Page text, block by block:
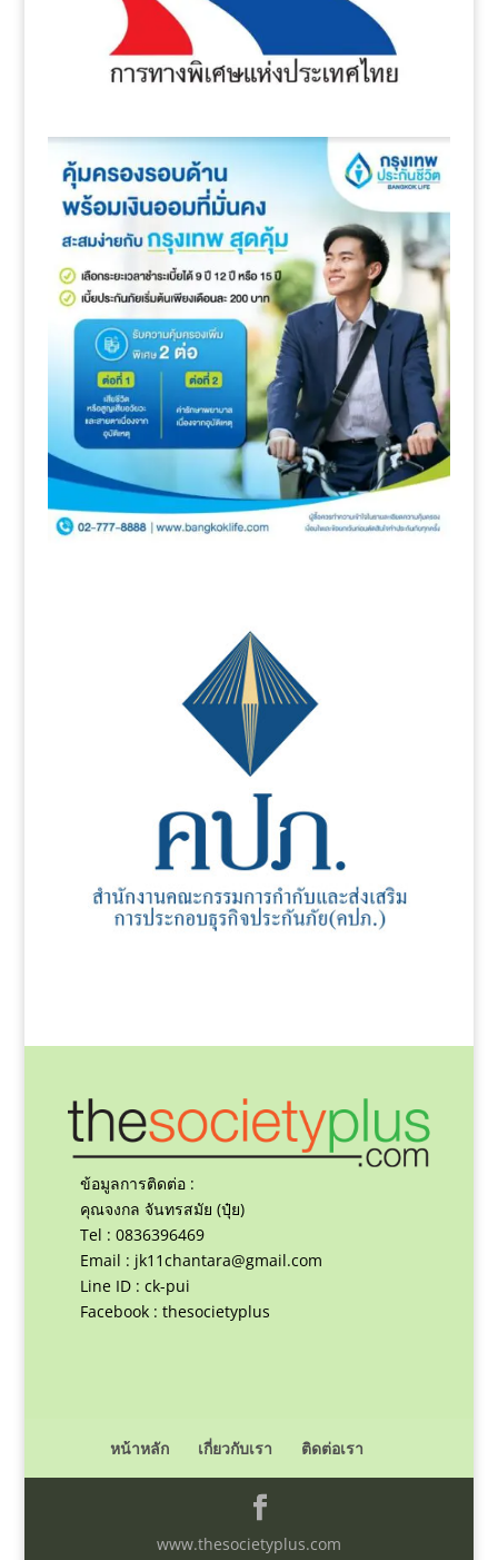
ข้อมูลการติดต่อ :
คุณจงกล จันทรสมัย (ปุ๋ย)
Tel : 0836396469
Email : jk11chantara@gmail.com
Line ID : ck-pui
Facebook : thesocietyplus
หน้าหลัก เกี่ยวกับเรา ติดต่อเรา
www.thesocietyplus.com